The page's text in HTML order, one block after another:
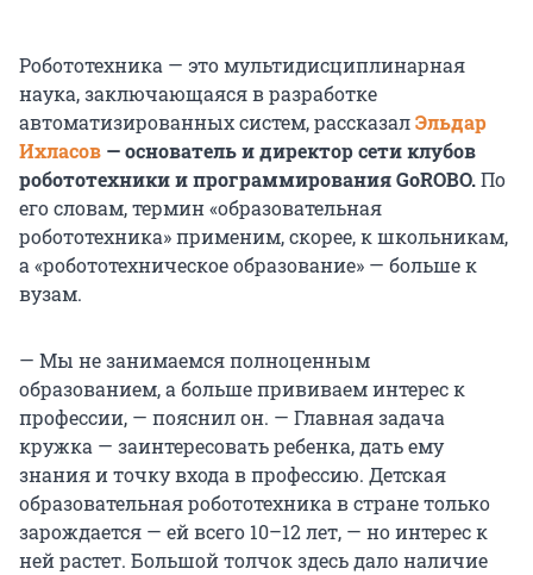
Робототехника — это мультидисциплинарная
наука, заключающаяся в разработке
автоматизированных систем, рассказалЭльдар
Ихласов — основатель и директор сети клубов
робототехники и программирования GoROBO.По
его словам, термин «образовательная
робототехника» применим, скорее, к школьникам,
а «робототехническое образование» — больше к
вузам.
— Мы не занимаемся полноценным
образованием, а больше прививаем интерес к
профессии, — пояснил он. — Главная задача
кружка — заинтересовать ребенка, дать ему
знания и точку входа в профессию. Детская
образовательная робототехника в стране только
зарождается — ей всего 10–12 лет, — но интерес к
ней растет. Большой толчок здесь дало наличие